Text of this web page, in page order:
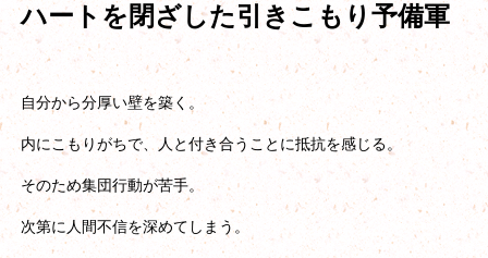
ハートを閉ざした引きこもり予備軍
自分から分厚い壁を築く。
内にこもりがちで、人と付き合うことに抵抗を感じる。
そのため集団行動が苦手。
次第に人間不信を深めてしまう。